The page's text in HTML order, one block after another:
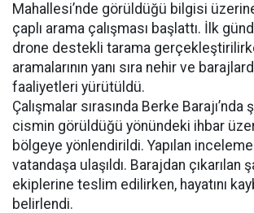
Mahallesi’nde görüldüğü bilgisi
çaplı arama çalışması başlattı. İlk
drone destekli tarama
aramalarının yanı sıra nehir ve
faaliyetleri yürütüldü.
Çalışmalar sırasında Berke Barajı’nda
cismin görüldüğü yönündeki ihbar
bölgeye yönlendirildi. Yapılan
vatandaşa ulaşıldı. Barajdan çıkarılan
ekiplerine teslim edilirken, hayatını
belirlendi.